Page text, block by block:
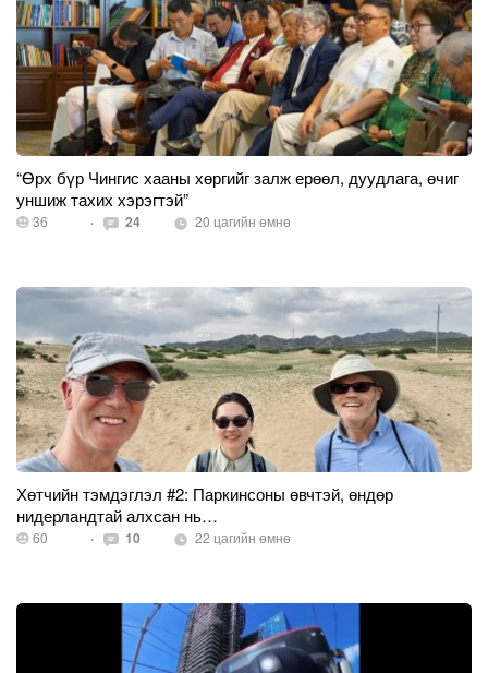
“Өрх бүр Чингис хааны хөргийг залж ерөөл, дуудлага, өчиг
уншиж тахих хэрэгтэй”
36 · 24 20 цагийн өмнө
Хөтчийн тэмдэглэл #2: Паркинсоны өвчтэй, өндөр
нидерландтай алхсан нь…
60 · 10 22 цагийн өмнө